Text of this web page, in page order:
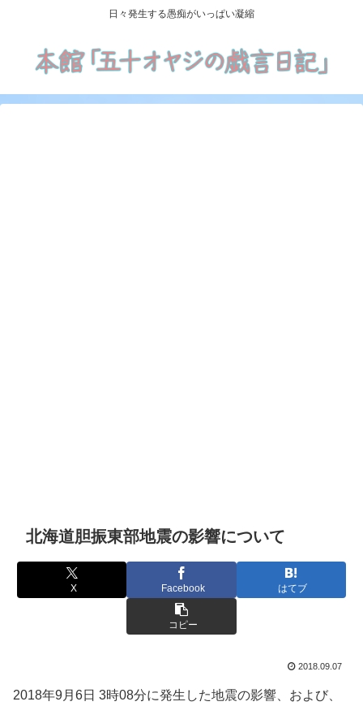
日々発生する愚痴がいっぱい凝縮
北海道胆振東部地震の影響について
X Facebook はてブ
コピー
2018.09.07
2018年9月6日 3時08分に発生した地震の影響、および、